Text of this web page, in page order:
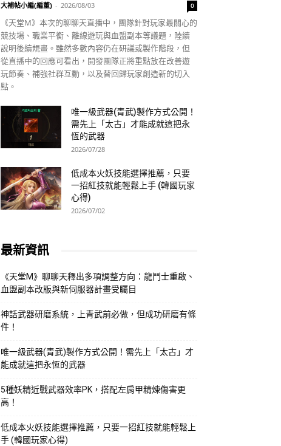
大補帖小編(編董) - 2026/08/03 0
《天堂M》本次的聊聊天直播中，團隊針對玩家最關心的
競技場、職業平衡、離線遊玩與血盟副本等議題，陸續
說明後續規畫。雖然多數內容仍在研議或製作階段，但
從直播中的回應可看出，開發團隊正將重點放在改善遊
玩節奏、補強社群互動，以及替回歸玩家創造新的切入
點。
唯一級武器(青武)製作方式公開！
需先上「太古」才能成就這把永
恆的武器
2026/07/28
低成本火妖技能選擇推薦，只要
一招紅技就能輕鬆上手 (韓國玩家
心得)
2026/07/02
最新資訊
《天堂M》聊聊天釋出多項調整方向：龍鬥士重啟、
血盟副本改版與新伺服器計畫受矚目
神話武器研磨系統，上青武前必做，但成功研磨有條
件！
唯一級武器(青武)製作方式公開！需先上「太古」才
能成就這把永恆的武器
5種妖精近戰武器效率PK，搭配左肩甲精煉傷害更
高！
低成本火妖技能選擇推薦，只要一招紅技就能輕鬆上
手 (韓國玩家心得)